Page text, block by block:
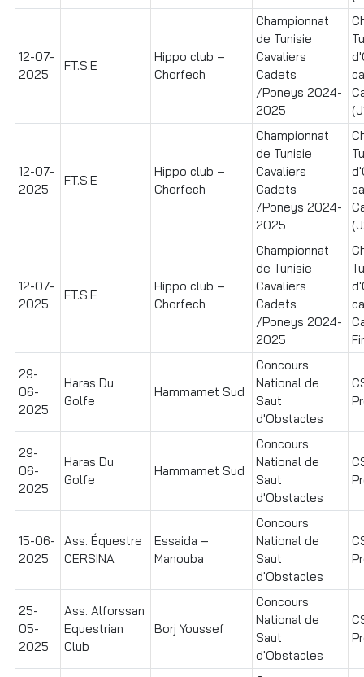
12-07-
2025
F.T.S.E
Hippo club –
Chorfech
Championnat
de Tunisie
Cavaliers
Cadets
/Poneys 2024-
2025
12-07-
2025
F.T.S.E
Hippo club –
Chorfech
Championnat
de Tunisie
Cavaliers
Cadets
/Poneys 2024-
2025
12-07-
2025
F.T.S.E
Hippo club –
Chorfech
Championnat
de Tunisie
Cavaliers
Cadets
/Poneys 2024-
2025
29-
06-
2025
Haras Du
Golfe
Hammamet Sud
Concours
National de
Saut
d'Obstacles
29-
06-
2025
Haras Du
Golfe
Hammamet Sud
Concours
National de
Saut
d'Obstacles
15-06-
2025
Ass. Équestre
CERSINA
Essaida –
Manouba
Concours
National de
Saut
d'Obstacles
25-
05-
2025
Ass. Alforssan
Equestrian
Club
Borj Youssef
Concours
National de
Saut
d'Obstacles